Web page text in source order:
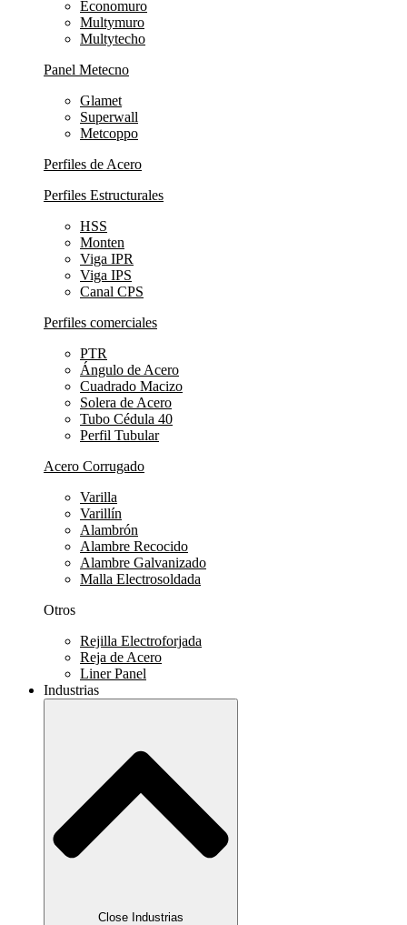
Economuro
Multymuro
Multytecho
Panel Metecno
Glamet
Superwall
Metcoppo
Perfiles de Acero
Perfiles Estructurales
HSS
Monten
Viga IPR
Viga IPS
Canal CPS
Perfiles comerciales
PTR
Ángulo de Acero
Cuadrado Macizo
Solera de Acero
Tubo Cédula 40
Perfil Tubular
Acero Corrugado
Varilla
Varillín
Alambrón
Alambre Recocido
Alambre Galvanizado
Malla Electrosoldada
Otros
Rejilla Electroforjada
Reja de Acero
Liner Panel
Industrias
Close Industrias